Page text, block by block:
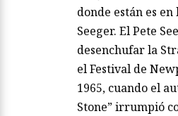
donde están es en
Seeger. El Pete
desenchufar la
el Festival de
1965, cuando el
Stone” irrumpió